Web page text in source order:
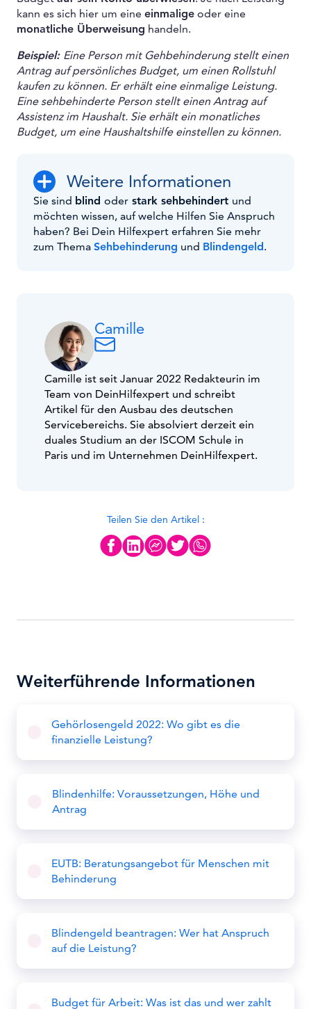
kann es sich hier um eine einmalige oder eine
monatliche Überweisung handeln.
Beispiel: Eine Person mit Gehbehinderung stellt einen
Antrag auf persönliches Budget, um einen Rollstuhl
kaufen zu können. Er erhält eine einmalige Leistung.
Eine sehbehinderte Person stellt einen Antrag auf
Assistenz im Haushalt. Sie erhält ein monatliches
Budget, um eine Haushaltshilfe einstellen zu können.
Weitere Informationen
Sie sind blind oder stark sehbehindert und
möchten wissen, auf welche Hilfen Sie Anspruch
haben? Bei Dein Hilfexpert erfahren Sie mehr
zum Thema Sehbehinderung und Blindengeld.
Camille
Camille ist seit Januar 2022 Redakteurin im
Team von DeinHilfexpert und schreibt
Artikel für den Ausbau des deutschen
Servicebereichs. Sie absolviert derzeit ein
duales Studium an der ISCOM Schule in
Paris und im Unternehmen DeinHilfexpert.
Teilen Sie den Artikel :
Weiterführende Informationen
Gehörlosengeld 2022: Wo gibt es die
finanzielle Leistung?
Blindenhilfe: Voraussetzungen, Höhe und
Antrag
EUTB: Beratungsangebot für Menschen mit
Behinderung
Blindengeld beantragen: Wer hat Anspruch
auf die Leistung?
Budget für Arbeit: Was ist das und wer zahlt